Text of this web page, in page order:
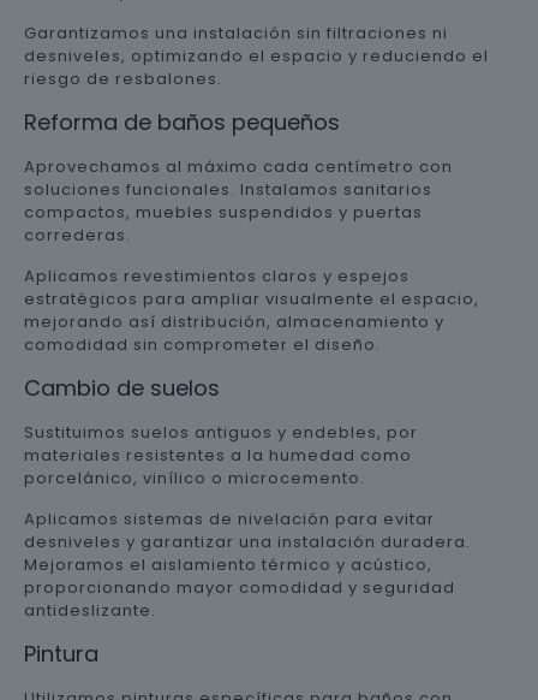
Garantizamos una instalación sin filtraciones ni
desniveles, optimizando el espacio y reduciendo el
riesgo de resbalones.
Reforma de baños pequeños
Aprovechamos al máximo cada centímetro con
soluciones funcionales. Instalamos sanitarios
compactos, muebles suspendidos y puertas
correderas.
Aplicamos revestimientos claros y espejos
estratégicos para ampliar visualmente el espacio,
mejorando así distribución, almacenamiento y
comodidad sin comprometer el diseño.
Cambio de suelos
Sustituimos suelos antiguos y endebles, por
materiales resistentes a la humedad como
porcelánico, vinílico o microcemento.
Aplicamos sistemas de nivelación para evitar
desniveles y garantizar una instalación duradera.
Mejoramos el aislamiento térmico y acústico,
proporcionando mayor comodidad y seguridad
antideslizante.
Pintura